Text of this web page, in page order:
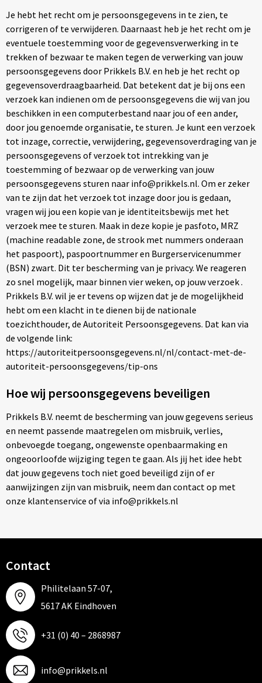
Je hebt het recht om je persoonsgegevens in te zien, te
corrigeren of te verwijderen. Daarnaast heb je het recht om je
eventuele toestemming voor de gegevensverwerking in te
trekken of bezwaar te maken tegen de verwerking van jouw
persoonsgegevens door Prikkels B.V. en heb je het recht op
gegevensoverdraagbaarheid. Dat betekent dat je bij ons een
verzoek kan indienen om de persoonsgegevens die wij van jou
beschikken in een computerbestand naar jou of een ander,
door jou genoemde organisatie, te sturen. Je kunt een verzoek
tot inzage, correctie, verwijdering, gegevensoverdraging van je
persoonsgegevens of verzoek tot intrekking van je
toestemming of bezwaar op de verwerking van jouw
persoonsgegevens sturen naar info@prikkels.nl. Om er zeker
van te zijn dat het verzoek tot inzage door jou is gedaan,
vragen wij jou een kopie van je identiteitsbewijs met het
verzoek mee te sturen. Maak in deze kopie je pasfoto, MRZ
(machine readable zone, de strook met nummers onderaan
het paspoort), paspoortnummer en Burgerservicenummer
(BSN) zwart. Dit ter bescherming van je privacy. We reageren
zo snel mogelijk, maar binnen vier weken, op jouw verzoek .
Prikkels B.V. wil je er tevens op wijzen dat je de mogelijkheid
hebt om een klacht in te dienen bij de nationale
toezichthouder, de Autoriteit Persoonsgegevens. Dat kan via
de volgende link:
https://autoriteitpersoonsgegevens.nl/nl/contact-met-de-
autoriteit-persoonsgegevens/tip-ons
Hoe wij persoonsgegevens beveiligen
Prikkels B.V. neemt de bescherming van jouw gegevens serieus
en neemt passende maatregelen om misbruik, verlies,
onbevoegde toegang, ongewenste openbaarmaking en
ongeoorloofde wijziging tegen te gaan. Als jij het idee hebt
dat jouw gegevens toch niet goed beveiligd zijn of er
aanwijzingen zijn van misbruik, neem dan contact op met
onze klantenservice of via info@prikkels.nl
Contact
Philitelaan 57-07,
5617 AK Eindhoven
+31 (0) 40 – 2868987
info@prikkels.nl